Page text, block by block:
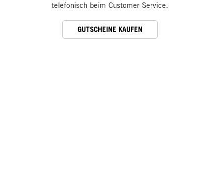
telefonisch beim Customer Service.
GUTSCHEINE KAUFEN